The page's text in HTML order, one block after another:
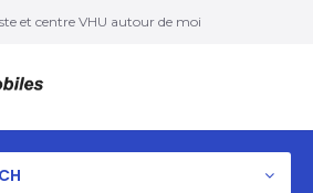
et centre VHU autour de moi